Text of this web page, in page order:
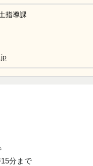
指導課
分まで